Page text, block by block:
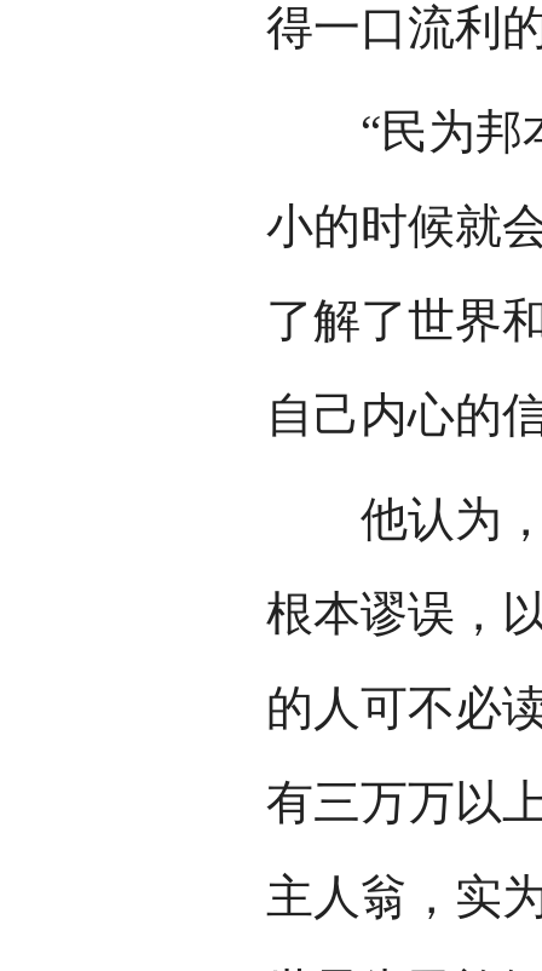
得一口流利
“民为邦本
小的时候就
了解了世界
自己内心的
他认为，
根本谬误，
的人可不必
有三万万以
主人翁，实